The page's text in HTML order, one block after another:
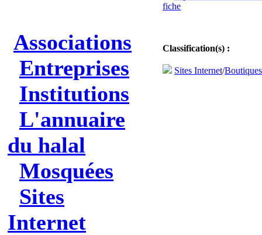
Associations
Entreprises
Institutions
L'annuaire
du halal
Mosquées
Sites
Internet
fiche
Classification(s) :
Sites Internet/